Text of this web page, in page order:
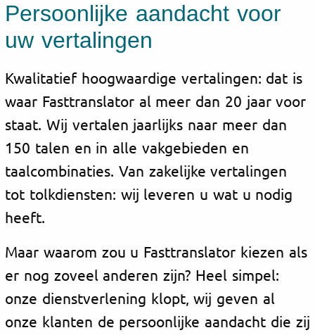
Persoonlijke aandacht voor
uw vertalingen
Kwalitatief hoogwaardige vertalingen: dat is
waar Fasttranslator al meer dan 20 jaar voor
staat. Wij vertalen jaarlijks naar meer dan
150 talen en in alle vakgebieden en
taalcombinaties. Van zakelijke vertalingen
tot tolkdiensten: wij leveren u wat u nodig
heeft.
Maar waarom zou u Fasttranslator kiezen als
er nog zoveel anderen zijn? Heel simpel:
onze dienstverlening klopt, wij geven al
onze klanten de persoonlijke aandacht die zij